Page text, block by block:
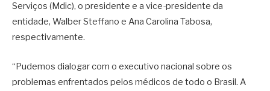
Serviços (Mdic), o presidente e a vice-presidente da
entidade, Walber Steffano e Ana Carolina Tabosa,
respectivamente.
“Pudemos dialogar com o executivo nacional sobre os
problemas enfrentados pelos médicos de todo o Brasil. A